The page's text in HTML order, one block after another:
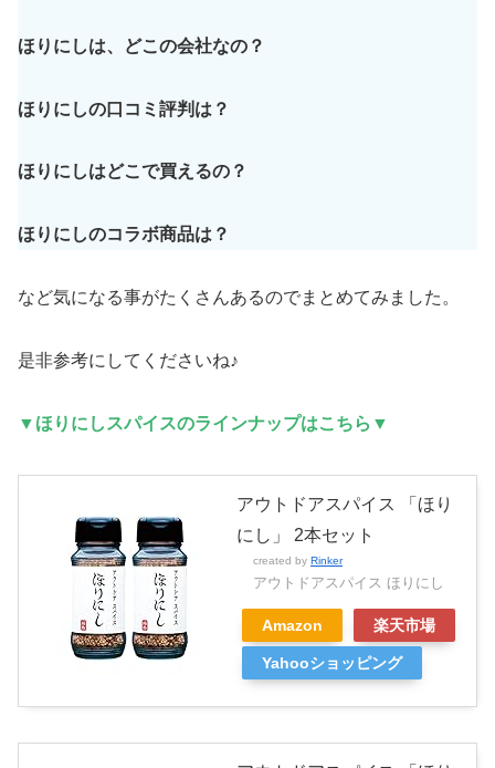
ほりにしは、どこの会社なの？
ほりにしの口コミ評判は？
ほりにしはどこで買えるの？
ほりにしのコラボ商品は？
など気になる事がたくさんあるのでまとめてみました。
是非参考にしてくださいね♪
▼ほりにし スパイスのラインナップはこちら▼
アウトドアスパイス 「ほり
にし」 2本セット
created by Rinker
アウトドアスパイス ほりにし
Amazon 楽天市場
Yahooショッピング